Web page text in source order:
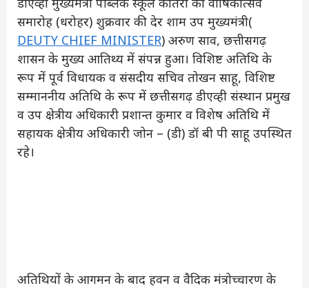
समारोह (धरोहर) शुक्रवार की देर शाम उप मुख्यमंत्री(
DEUTY CHIEF MINISTER) अरुण साव, छत्तीसगढ़
शासन के मुख्य आतिथ्य में संपन्न हुआ। विशिष्ट अतिथि के
रूप में पूर्व विधायक व संसदीय सचिव तोखन साहू, विशिष्ट
सम्माननीय अतिथि के रूप में छत्तीसगढ़ डीएव्ही संस्थान प्रमुख
व उप क्षेत्रीय अधिकारी प्रशान्त कुमार व विशेष अतिथि में
सहायक क्षेत्रीय अधिकारी जोन – (डी) डॉ बी पी साहू उपस्थित
रहे।
अतिथियों के आगमन के बाद हवन व वैदिक मंत्रोच्चारण के